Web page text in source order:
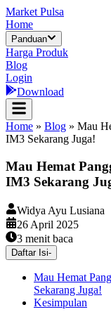
Market Pulsa
Home
Panduan
Harga Produk
Blog
Login
Download
Home » Blog » Mau
IM3 Sekarang Juga!
Mau Hemat
IM3 Sekarang
Widya Ayu Lusiana
26 April 2025
3 menit baca
Daftar Isi-
Mau Hemat
Sekarang Juga!
Kesimpulan